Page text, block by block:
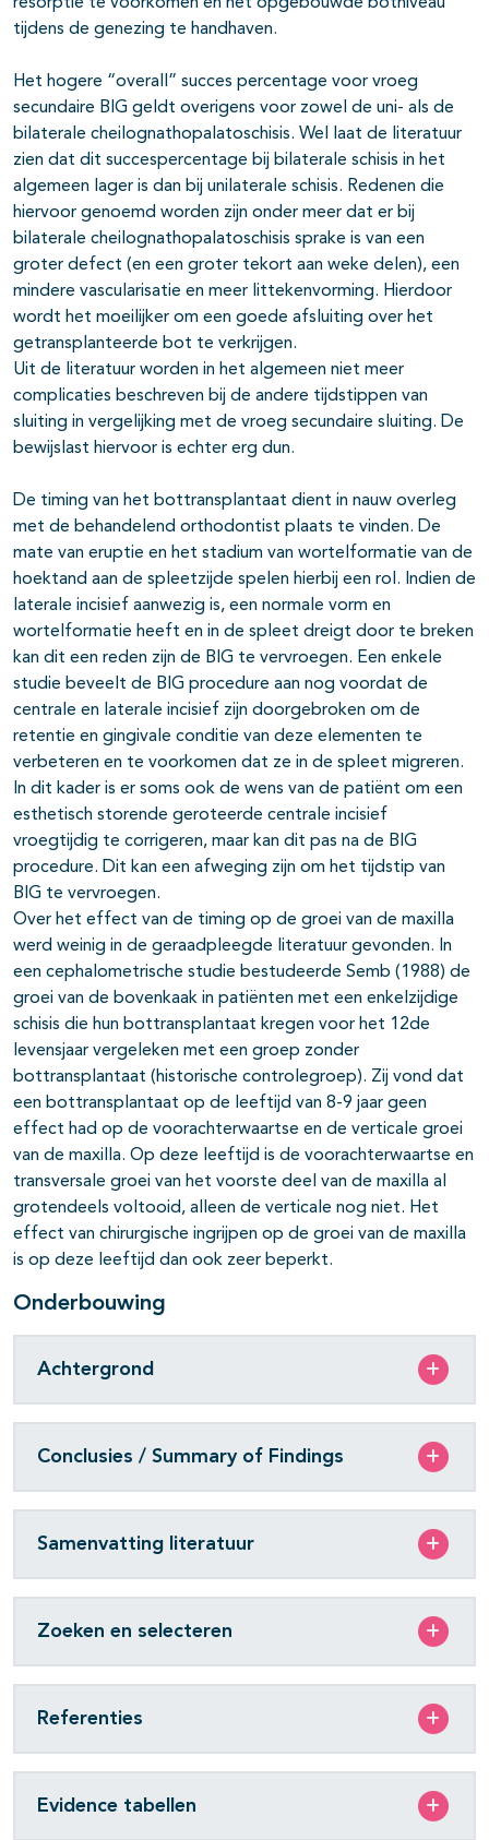
tijdens de genezing te handhaven.
Het hogere “overall” succes percentage voor vroeg
secundaire BIG geldt overigens voor zowel de uni- als de
bilaterale cheilognathopalatoschisis. Wel laat de literatuur
zien dat dit succespercentage bij bilaterale schisis in het
algemeen lager is dan bij unilaterale schisis. Redenen die
hiervoor genoemd worden zijn onder meer dat er bij
bilaterale cheilognathopalatoschisis sprake is van een
groter defect (en een groter tekort aan weke delen), een
mindere vascularisatie en meer littekenvorming. Hierdoor
wordt het moeilijker om een goede afsluiting over het
getransplanteerde bot te verkrijgen.
Uit de literatuur worden in het algemeen niet meer
complicaties beschreven bij de andere tijdstippen van
sluiting in vergelijking met de vroeg secundaire sluiting. De
bewijslast hiervoor is echter erg dun.
De timing van het bottransplantaat dient in nauw overleg
met de behandelend orthodontist plaats te vinden. De
mate van eruptie en het stadium van wortelformatie van de
hoektand aan de spleetzijde spelen hierbij een rol. Indien de
laterale incisief aanwezig is, een normale vorm en
wortelformatie heeft en in de spleet dreigt door te breken
kan dit een reden zijn de BIG te vervroegen. Een enkele
studie beveelt de BIG procedure aan nog voordat de
centrale en laterale incisief zijn doorgebroken om de
retentie en gingivale conditie van deze elementen te
verbeteren en te voorkomen dat ze in de spleet migreren.
In dit kader is er soms ook de wens van de patiënt om een
esthetisch storende geroteerde centrale incisief
vroegtijdig te corrigeren, maar kan dit pas na de BIG
procedure. Dit kan een afweging zijn om het tijdstip van
BIG te vervroegen.
Over het effect van de timing op de groei van de maxilla
werd weinig in de geraadpleegde literatuur gevonden. In
een cephalometrische studie bestudeerde Semb (1988) de
groei van de bovenkaak in patiënten met een enkelzijdige
schisis die hun bottransplantaat kregen voor het 12de
levensjaar vergeleken met een groep zonder
bottransplantaat (historische controlegroep). Zij vond dat
een bottransplantaat op de leeftijd van 8-9 jaar geen
effect had op de voorachterwaartse en de verticale groei
van de maxilla. Op deze leeftijd is de voorachterwaartse en
transversale groei van het voorste deel van de maxilla al
grotendeels voltooid, alleen de verticale nog niet. Het
effect van chirurgische ingrijpen op de groei van de maxilla
is op deze leeftijd dan ook zeer beperkt.
Onderbouwing
Achtergrond
Conclusies / Summary of Findings
Samenvatting literatuur
Zoeken en selecteren
Referenties
Evidence tabellen